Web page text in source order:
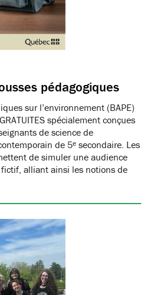
pédagogiques
sur l’environnement (BAPE)
spécialement conçues
de science de
de 5ᵉ secondaire. Les
de simuler une audience
alliant ainsi les notions de